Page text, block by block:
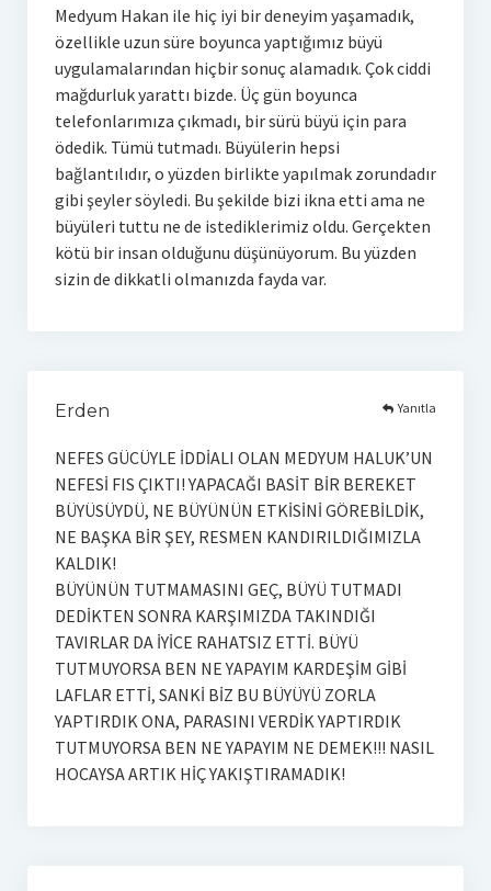
Medyum Hakan ile hiç iyi bir deneyim yaşamadık,
özellikle uzun süre boyunca yaptığımız büyü
uygulamalarından hiçbir sonuç alamadık. Çok ciddi
mağdurluk yarattı bizde. Üç gün boyunca
telefonlarımıza çıkmadı, bir sürü büyü için para
ödedik. Tümü tutmadı. Büyülerin hepsi
bağlantılıdır, o yüzden birlikte yapılmak zorundadır
gibi şeyler söyledi. Bu şekilde bizi ikna etti ama ne
büyüleri tuttu ne de istediklerimiz oldu. Gerçekten
kötü bir insan olduğunu düşünüyorum. Bu yüzden
sizin de dikkatli olmanızda fayda var.
Erden
NEFES GÜCÜYLE İDDİALI OLAN MEDYUM HALUK’UN
NEFESİ FIS ÇIKTI! YAPACAĞI BASİT BİR BEREKET
BÜYÜSÜYDÜ, NE BÜYÜNÜN ETKİSİNİ GÖREBİLDİK,
NE BAŞKA BİR ŞEY, RESMEN KANDIRILDIĞIMIZLA
KALDIK!
BÜYÜNÜN TUTMAMASINI GEÇ, BÜYÜ TUTMADI
DEDİKTEN SONRA KARŞIMIZDA TAKINDIĞI
TAVIRLAR DA İYİCE RAHATSIZ ETTİ. BÜYÜ
TUTMUYORSA BEN NE YAPAYIM KARDEŞİM GİBİ
LAFLAR ETTİ, SANKİ BİZ BU BÜYÜYÜ ZORLA
YAPTIRDIK ONA, PARASINI VERDİK YAPTIRDIK
TUTMUYORSA BEN NE YAPAYIM NE DEMEK!!! NASIL
HOCAYSA ARTIK HİÇ YAKIŞTIRAMADIK!
Yanıtla